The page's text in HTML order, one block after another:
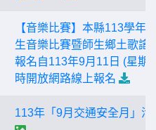
【音樂比賽】本縣113學年
生音樂比賽暨師生鄉土歌謠
報名自113年9月11日 (星期
時開放網路線上報名
113年「9月交通安全月」活